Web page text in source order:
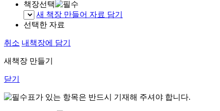
책장선택
새 책장 만들어 자료 담기
선택한 자료
취소 내책장에 담기
새책장 만들기
닫기
표가 있는 항목은 반드시 기재해 주셔야 합니다.